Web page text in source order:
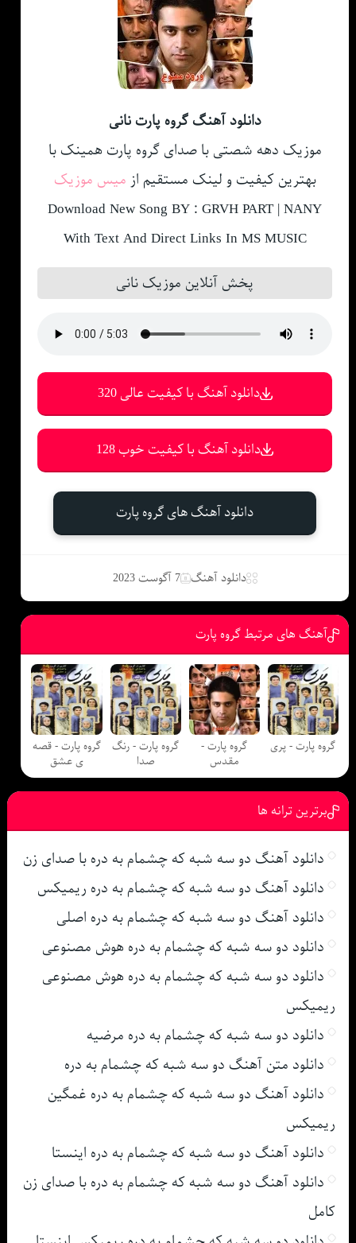
دانلود آهنگ گروه پارت نانی
موزیک دهه شصتی با صدای گروه پارت همینک با
بهترین کیفیت و لینک مستقیم از میس موزیک
Download New Song BY : GRVH PART | NANY
With Text And Direct Links In MS MUSIC
پخش آنلاین موزیک نانی
دانلود آهنگ با کیفیت عالی 320
دانلود آهنگ با کیفیت خوب 128
دانلود آهنگ های گروه پارت
دانلود آهنگ 7 آگوست 2023
آهنگ های مرتبط گروه پارت
گروه پارت - پری
گروه پارت -
مقدس
گروه پارت - رنگ
صدا
گروه پارت - قصه
ی عشق
برترین ترانه ها
دانلود آهنگ دو سه شبه که چشمام به دره با صدای زن
دانلود آهنگ دو سه شبه که چشمام به دره ریمیکس
دانلود آهنگ دو سه شبه که چشمام به دره اصلی
دانلود دو سه شبه که چشمام به دره هوش مصنوعی
دانلود دو سه شبه که چشمام به دره هوش مصنوعی
ریمیکس
دانلود دو سه شبه که چشمام به دره مرضیه
دانلود متن آهنگ دو سه شبه که چشمام به دره
دانلود آهنگ دو سه شبه که چشمام به دره غمگین
ریمیکس
دانلود آهنگ دو سه شبه که چشمام به دره اینستا
دانلود آهنگ دو سه شبه که چشمام به دره با صدای زن
کامل